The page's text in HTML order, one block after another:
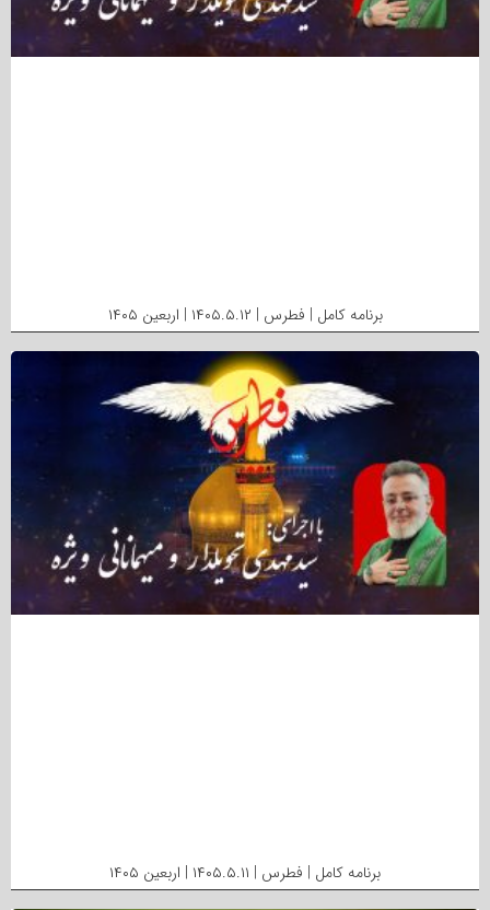
برنامه کامل | فطرس | ۱۴۰۵.۵.۱۲ | اربعین ۱۴۰۵
برنامه کامل | فطرس | ۱۴۰۵.۵.۱۱ | اربعین ۱۴۰۵